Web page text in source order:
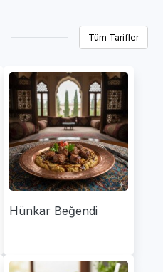
Tüm Tarifler
Hünkar Beğendi